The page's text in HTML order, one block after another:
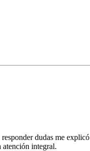
dudas me explicó
atención integral.